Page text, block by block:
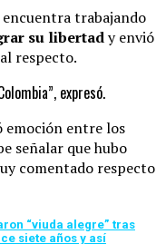
encuentra trabajando
su libertady envió
respecto.
expresó.
emoción entre los
señalar que hubo
comentado respecto
“viuda alegre” tras
siete años y así